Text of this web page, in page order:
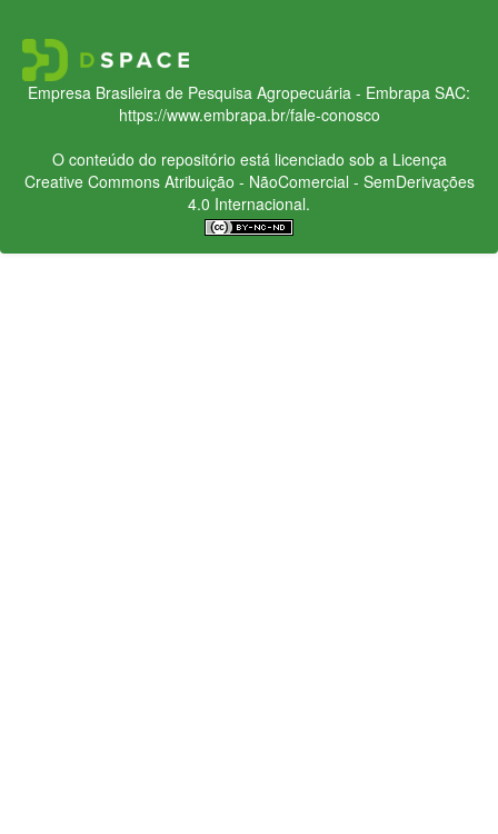
Empresa Brasileira de Pesquisa Agropecuária - Embrapa SAC:
https://www.embrapa.br/fale-conosco
O conteúdo do repositório está licenciado sob a Licença
Creative CommonsAtribuição - NãoComercial - SemDerivações
4.0 Internacional.